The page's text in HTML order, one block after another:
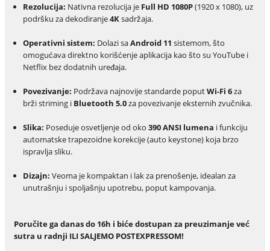
Rezolucija: Nativna rezolucija je Full HD 1080P(1920 x 1080), uz
podršku za dekodiranje4Ksadržaja.
Operativni sistem: Dolazi saAndroid 11 sistemom, što
omogućava direktno korišćenje aplikacija kao što su YouTube i
Netflix bez dodatnih uređaja.
Povezivanje: Podržava najnovije standarde poputWi-Fi 6za
brži striming i Bluetooth 5.0za povezivanje eksternih zvučnika.
Slika: Poseduje osvetljenje od oko 390 ANSI lumena i funkciju
automatske trapezoidne korekcije (auto keystone) koja brzo
ispravlja sliku.
Dizajn: Veoma je kompaktan i lak za prenošenje, idealan za
unutrašnju i spoljašnju upotrebu, poput kampovanja.
Poručite ga danas do 16h i biće dostupan za preuzimanje već
sutra u radnji ILI SALJEMO POSTEXPRESSOM!